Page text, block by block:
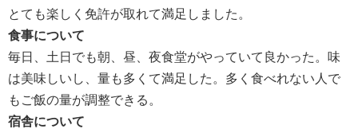
とても楽しく免許が取れて満足しました。
食事について
毎日、土日でも朝、昼、夜食堂がやっていて良かった。味
は美味しいし、量も多くて満足した。多く食べれない人で
もご飯の量が調整できる。
宿舎について